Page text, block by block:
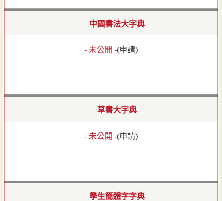
中國書法大字典
- 未公開 -(申請)
草書大字典
- 未公開 -(申請)
學生簡體字字典